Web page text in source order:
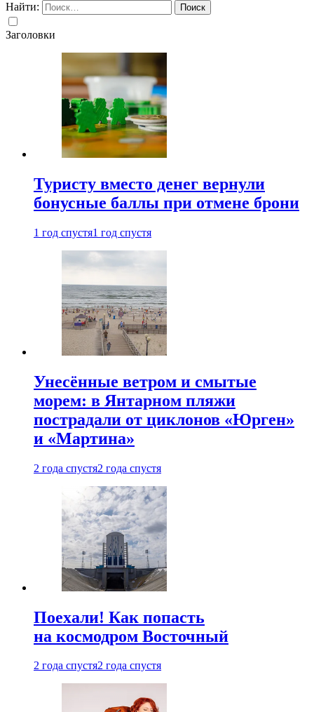
Найти:
Заголовки
Туристу вместо денег вернули
бонусные баллы при отмене брони
1 год спустя1 год спустя
Унесённые ветром и смытые
морем: в Янтарном пляжи
пострадали от циклонов «Юрген»
и «Мартина»
2 года спустя2 года спустя
Поехали! Как попасть
на космодром Восточный
2 года спустя2 года спустя